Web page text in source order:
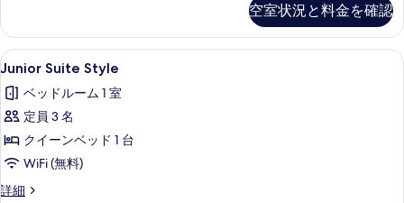
す
る
ル
ー
ム
の
す
べ
て
の
ス
ダ
ブ
ル
ー
の
詳
空室状況と料金を確認
Junior
Suite
Style
の
す
べ
て
Junior Suite Style | 高級寝具、ピロ
5
Junior Suite Style
ベッドルーム 1 室
定員 3 名
クイーンベッド 1 台
WiFi (無料)
詳細
Junior